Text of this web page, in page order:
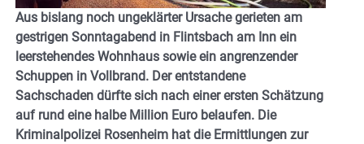
Aus bislang noch ungeklärter Ursache gerieten am
gestrigen Sonntagabend in Flintsbach am Inn ein
leerstehendes Wohnhaus sowie ein angrenzender
Schuppen in Vollbrand. Der entstandene
Sachschaden dürfte sich nach einer ersten Schätzung
auf rund eine halbe Million Euro belaufen. Die
Kriminalpolizei Rosenheim hat die Ermittlungen zur